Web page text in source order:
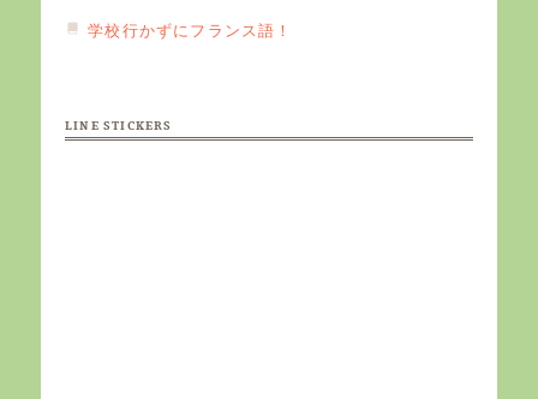
学校行かずにフランス語！
LINE STICKERS